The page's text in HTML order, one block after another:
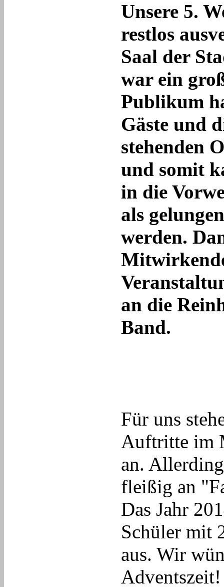
Unsere 5.
restlos
Saal der
war ein
Publikum
Gäste und
stehenden
und somit
in die
als
werden.
an die
Band.
Für uns
Auftritte im
an.
fleißig an
Das Jahr
Schüler mit
aus. Wir